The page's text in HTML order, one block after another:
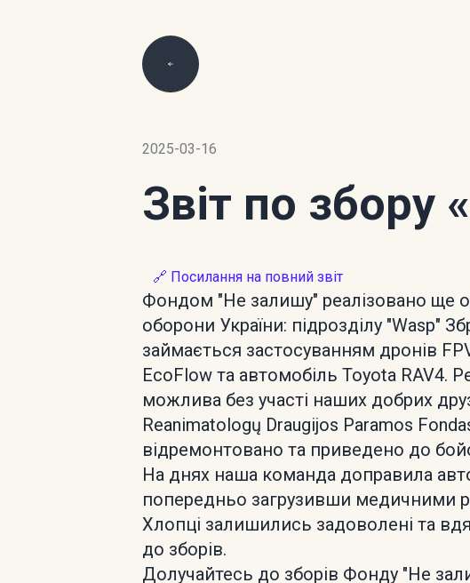
2025-03-16
Звіт по збору
🔗 Посилання на повний звіт
Фондом "Не залишу" реалізовано ще
оборони України: підрозділу "Wasp"
займається застосуванням дронів
EcoFlow та автомобіль Toyota RAV4.
можлива без участі наших добрих
Reanimatologų Draugijos Paramos
відремонтовано та приведено до
На днях наша команда доправила
попередньо загрузивши медичними
Хлопці залишились задоволені та
до зборів.
Долучайтесь до зборів Фонду "Не